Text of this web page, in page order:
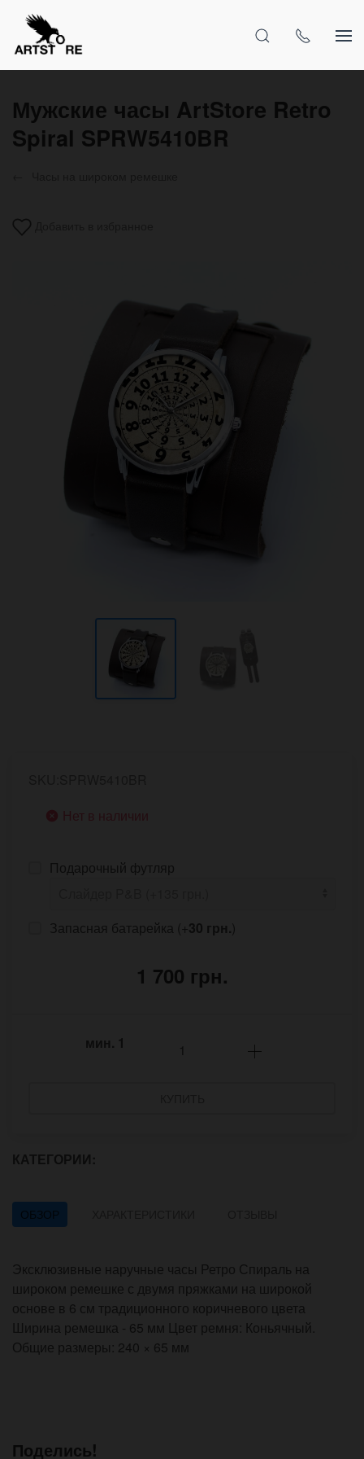
Мужские часы ArtStore Retro
Spiral SPRW5410BR
Нет в наличии
Подарочный футляр
Запасная батарейка (+30 грн.)
1 700 грн.
мин. 1
КАТЕГОРИИ:
ОБЗОР
Эксклюзивные наручные часы Ретро Спираль на
широком ремешке с двумя пряжками на широкой
основе в 6 см традиционного коричневого цвета
Ширина ремешка - 65 мм Цвет ремня: Коньячный.
Общие размеры: 240 × 65 мм
Поделись!